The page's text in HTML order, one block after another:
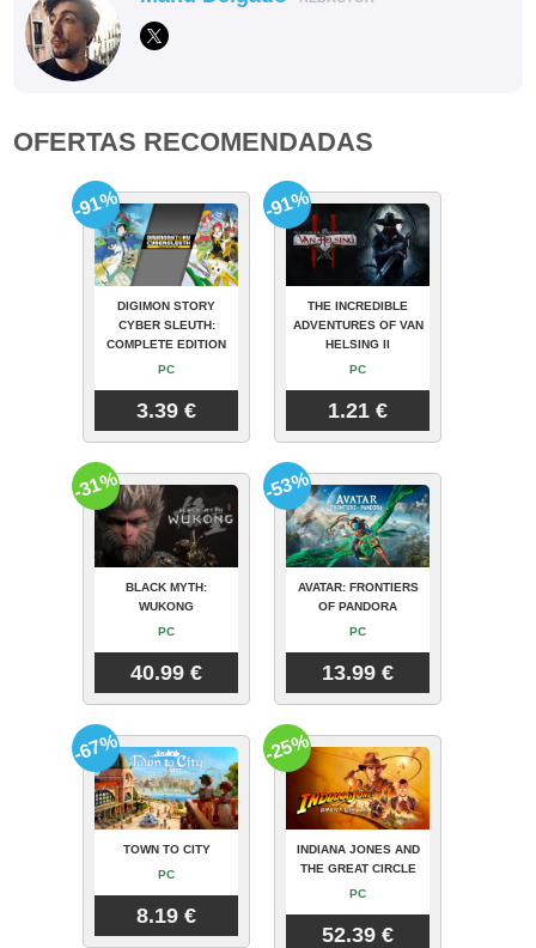
OFERTAS RECOMENDADAS
DIGIMON STORY
CYBER SLEUTH:
COMPLETE EDITION
PC
3.39 €
-91%
THE INCREDIBLE
ADVENTURES OF VAN
HELSING II
PC
1.21 €
-91%
BLACK MYTH:
WUKONG
PC
40.99 €
-31%
AVATAR: FRONTIERS
OF PANDORA
PC
13.99 €
-53%
TOWN TO CITY
PC
8.19 €
-67%
INDIANA JONES AND
THE GREAT CIRCLE
PC
52.39 €
-25%